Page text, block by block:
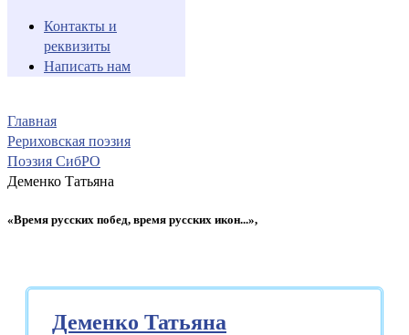
Контакты и
реквизиты
Написать нам
Главная
Рериховская поэзия
Поэзия СибРО
Деменко Татьяна
«Время русских побед, время русских икон...»,
Деменко Татьяна